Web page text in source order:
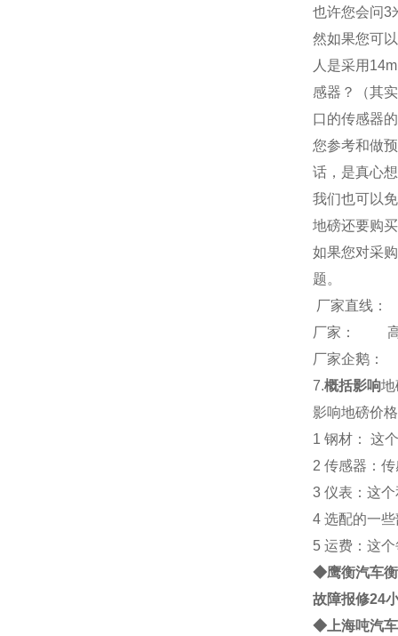
也许您会问3
然如果您可
人是采用
感器？（其
口的传感器
您参考和做
话，是真心
我们也可以
地磅还要购
如果您对采
题。
厂家直线：
厂家：
厂家企鹅
7.概括影响地
影响地磅价
1 钢材： 这
2 传感器：
3 仪表：这
4 选配的一
5 运费：这
◆鹰衡汽车衡
故障报修24
◆上海吨汽